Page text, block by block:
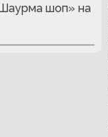
шоп» на